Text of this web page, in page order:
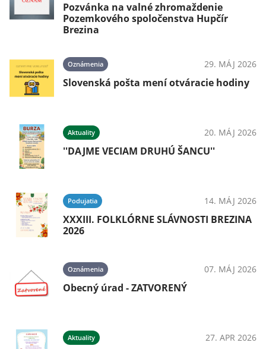
Pozvánka na valné zhromaždenie
Pozemkového spoločenstva Hupčír
Brezina
Oznámenia 29. MÁJ 2026
Slovenská pošta mení otváracie hodiny
Aktuality 20. MÁJ 2026
''DAJME VECIAM DRUHÚ ŠANCU''
Podujatia 14. MÁJ 2026
XXXIII. FOLKLÓRNE SLÁVNOSTI BREZINA
2026
Oznámenia 07. MÁJ 2026
Obecný úrad - ZATVORENÝ
Aktuality 27. APR 2026